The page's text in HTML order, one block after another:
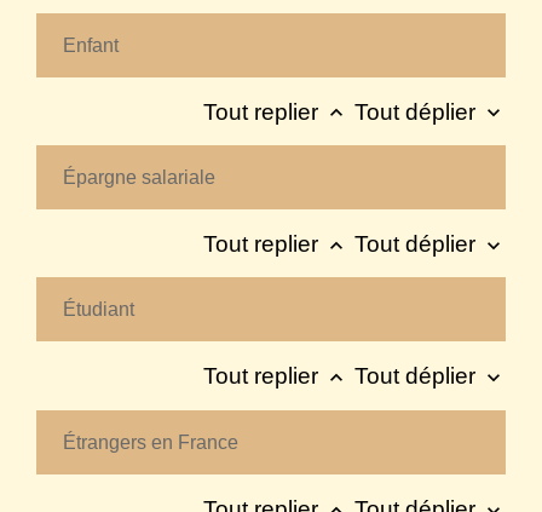
Enfant
Tout replier keyboard_arrow_up Tout déplier keyboard_arrow_down
Épargne salariale
Tout replier keyboard_arrow_up Tout déplier keyboard_arrow_down
Étudiant
Tout replier keyboard_arrow_up Tout déplier keyboard_arrow_down
Étrangers en France